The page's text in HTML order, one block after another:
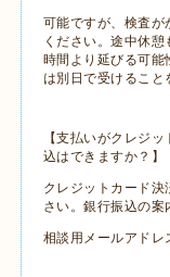
可能ですが、検査が
ください。途中休
時間より延びる可能
は別日で受けること
【支払いがクレジ
込はできますか？】
クレジットカード
さい。銀行振込の案
相談用メールアド